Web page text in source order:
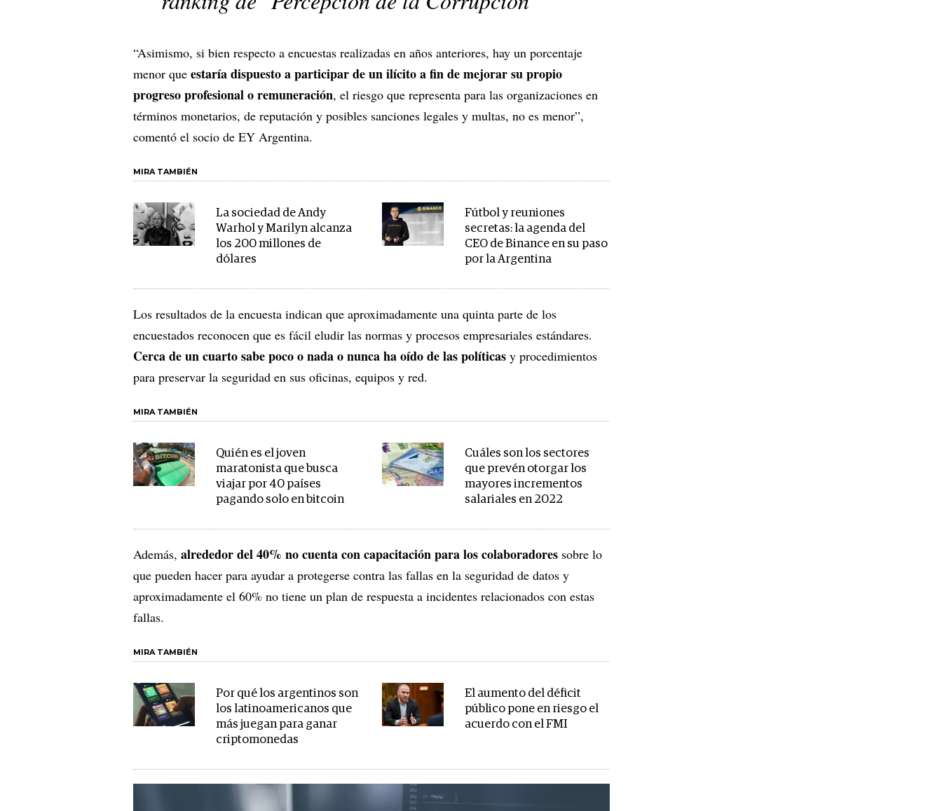
“Asimismo, si bien respecto a encuestas realizadas en años anteriores, hay un porcentaje
menor que estaría dispuesto a participar de un ilícito a fin de mejorar su propio
progreso profesional o remuneración, el riesgo que representa para las organizaciones en
términos monetarios, de reputación y posibles sanciones legales y multas, no es menor”,
comentó el socio de EY Argentina.
MIRA TAMBIÉN
La sociedad de Andy
Warhol y Marilyn alcanza
los 200 millones de
dólares
Fútbol y reuniones
secretas: la agenda del
CEO de Binance en su paso
por la Argentina
Los resultados de la encuesta indican que aproximadamente una quinta parte de los
encuestados reconocen que es fácil eludir las normas y procesos empresariales estándares.
Cerca de un cuarto sabe poco o nada o nunca ha oído de las políticas y procedimientos
para preservar la seguridad en sus oficinas, equipos y red.
MIRA TAMBIÉN
Quién es el joven
maratonista que busca
viajar por 40 países
pagando solo en bitcoin
Cuáles son los sectores
que prevén otorgar los
mayores incrementos
salariales en 2022
Además, alrededor del 40% no cuenta con capacitación para los colaboradores sobre lo
que pueden hacer para ayudar a protegerse contra las fallas en la seguridad de datos y
aproximadamente el 60% no tiene un plan de respuesta a incidentes relacionados con estas
fallas.
MIRA TAMBIÉN
Por qué los argentinos son
los latinoamericanos que
más juegan para ganar
criptomonedas
El aumento del déficit
público pone en riesgo el
acuerdo con el FMI